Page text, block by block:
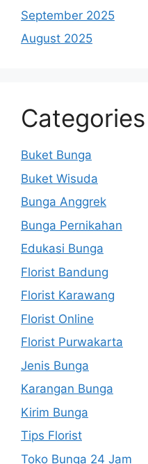
September 2025
August 2025
Categories
Buket Bunga
Buket Wisuda
Bunga Anggrek
Bunga Pernikahan
Edukasi Bunga
Florist Bandung
Florist Karawang
Florist Online
Florist Purwakarta
Jenis Bunga
Karangan Bunga
Kirim Bunga
Tips Florist
Toko Bunga 24 Jam